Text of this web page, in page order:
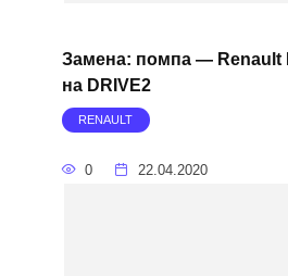
Замена: помпа — Renault
на DRIVE2
RENAULT
0 22.04.2020